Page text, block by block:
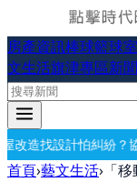
房產資訊棒球籃球
文生活旗津專區新
合格設計師，設計有
首頁›藝文生活› 「